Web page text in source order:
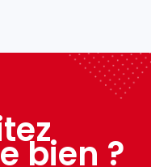
bien ?